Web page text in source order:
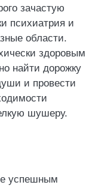
зачастую
психиатрия и
области.
здоровым
найти дорожку
и провести
шушеру.
успешным